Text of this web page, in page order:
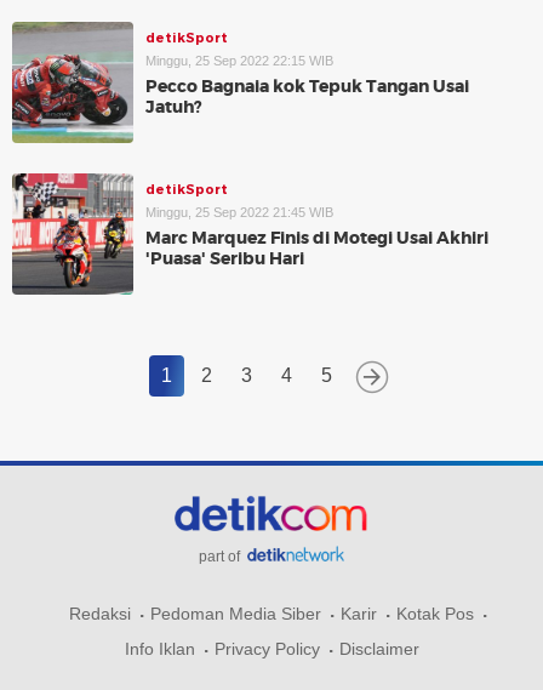
detikSport
Minggu, 25 Sep 2022 22:15 WIB
Pecco Bagnaia kok Tepuk Tangan Usai
Jatuh?
detikSport
Minggu, 25 Sep 2022 21:45 WIB
Marc Marquez Finis di Motegi Usai Akhiri
'Puasa' Seribu Hari
1 2 3 4 5
part of
Redaksi Pedoman Media Siber Karir
Kotak Pos
Info Iklan
Privacy Policy Disclaimer